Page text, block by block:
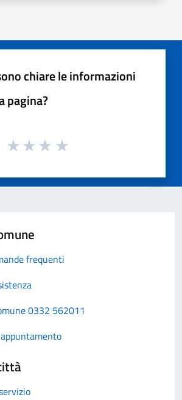
chiare le informazioni
pagina?
frequenti
0332 562011